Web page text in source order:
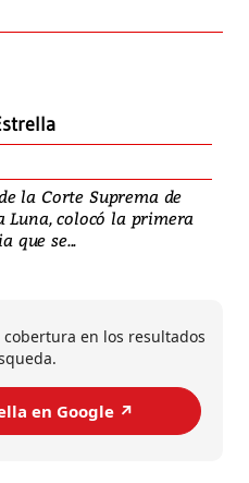
la Corte Suprema de
Luna, colocó la primera
que se...
en los resultados
en Google ↗️